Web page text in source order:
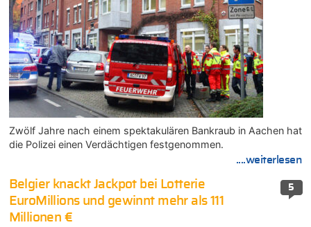
Zwölf Jahre nach einem spektakulären Bankraub in Aachen hat
die Polizei einen Verdächtigen festgenommen.
....weiterlesen
5
Belgier knackt Jackpot bei Lotterie
EuroMillions und gewinnt mehr als 111
Millionen €